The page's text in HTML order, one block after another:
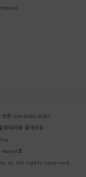
화 070-8263-8262
앙대리점 올데이유
-00232호
u). All rights reserved.